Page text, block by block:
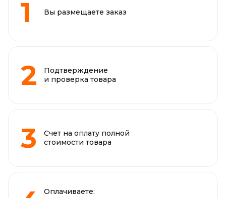
Вы размещаете заказ
Подтверждение
и проверка товара
Счет на оплату полной
стоимости товара
Оплачиваете: